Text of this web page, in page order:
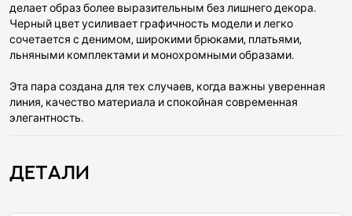
делает образ более выразительным без лишнего декора.
Черный цвет усиливает графичность модели и легко
сочетается с денимом, широкими брюками, платьями,
льняными комплектами и монохромными образами.
Эта пара создана для тех случаев, когда важны уверенная
линия, качество материала и спокойная современная
элегантность.
Детали